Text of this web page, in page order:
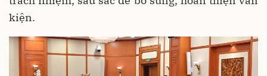
kiện.